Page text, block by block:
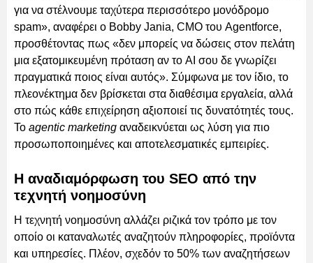
για να στέλνουμε ταχύτερα περισσότερο μονόδρομο
spam», αναφέρει ο Bobby Jania, CMO του Agentforce,
προσθέτοντας πως «δεν μπορείς να δώσεις στον πελάτη
μια εξατομικευμένη πρόταση αν το AI σου δε γνωρίζει
πραγματικά ποιος είναι αυτός». Σύμφωνα με τον ίδιο, το
πλεονέκτημα δεν βρίσκεται στα διαθέσιμα εργαλεία, αλλά
στο πώς κάθε επιχείρηση αξιοποιεί τις δυνατότητές τους.
Το agentic marketing αναδεικνύεται ως λύση για πιο
προσωποποιημένες και αποτελεσματικές εμπειρίες.
Η αναδιαμόρφωση του SEO από την
τεχνητή νοημοσύνη
Η τεχνητή νοημοσύνη αλλάζει ριζικά τον τρόπο με τον
οποίο οι καταναλωτές αναζητούν πληροφορίες, προϊόντα
και υπηρεσίες. Πλέον, σχεδόν το 50% των αναζητήσεων